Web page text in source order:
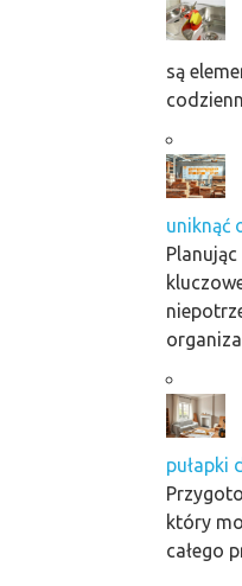
są
uniknąć
pułapki
który
całego